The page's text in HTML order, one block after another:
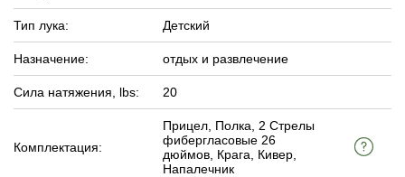
Тип лука: Детский
Назначение: отдых и развлечение
Сила натяжения, lbs: 20
Комплектация:
Прицел, Полка, 2 Cтрелы
фибергласовые 26
дюймов, Крага, Кивер,
Напалечник